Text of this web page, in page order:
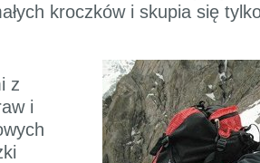
kroczków i skupia się
z
i